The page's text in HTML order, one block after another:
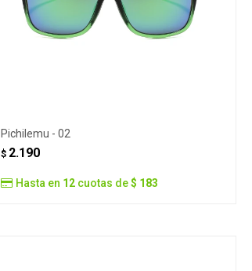
Pichilemu - 02
$ 2.190
Hasta en 12cuotas de$ 183